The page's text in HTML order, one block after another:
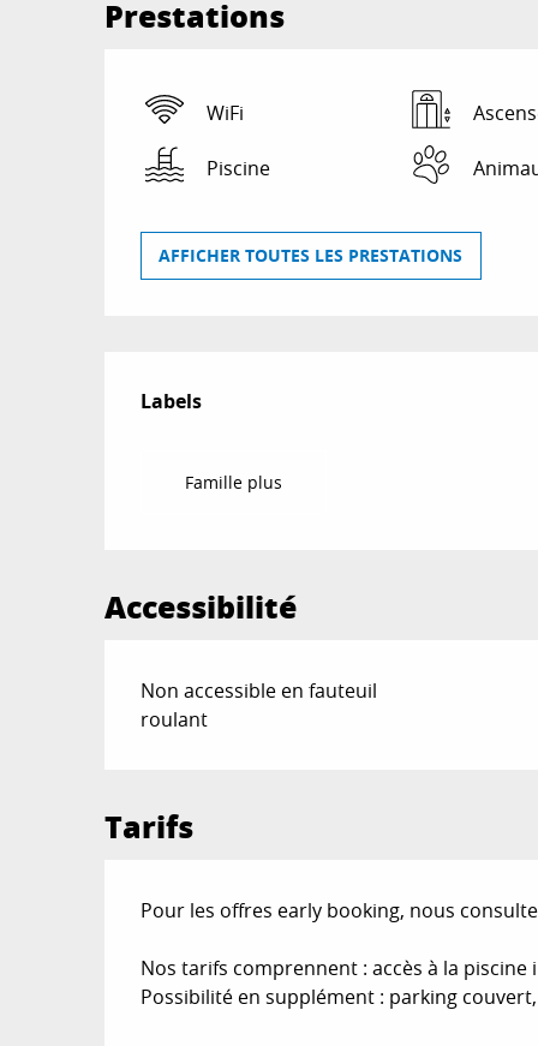
Prestations
WiFi
Piscine
AFFICHER TOUTES LES PRESTATIONS
Offres de
Labels
Labels
Famille plus
Accessibilité
Non accessible en fauteuil
roulant
Tarifs
Pour les offres early booking, nous
Nos tarifs comprennent : accès à la
Possibilité en supplément : parking